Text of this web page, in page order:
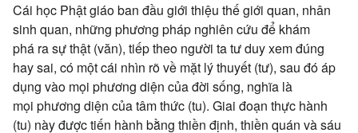
Cái học Phật giáoban đầu giới thiệu thế giới quan, nhân
sinh quan, những phương pháp nghiên cứu để khám
phá rasự thật (văn), tiếp theo người tatư duyxem đúng
hay sai, có một cái nhìn rõ về mặt lý thuyết (tư), sau đóáp
dụng vào mọi phương diện củađời sống, nghĩa là
mọi phương diện củatâm thức (tu). Giai đoạn thực hành
(tu) này được tiến hành bằng thiền định, thiền quán vàsáu